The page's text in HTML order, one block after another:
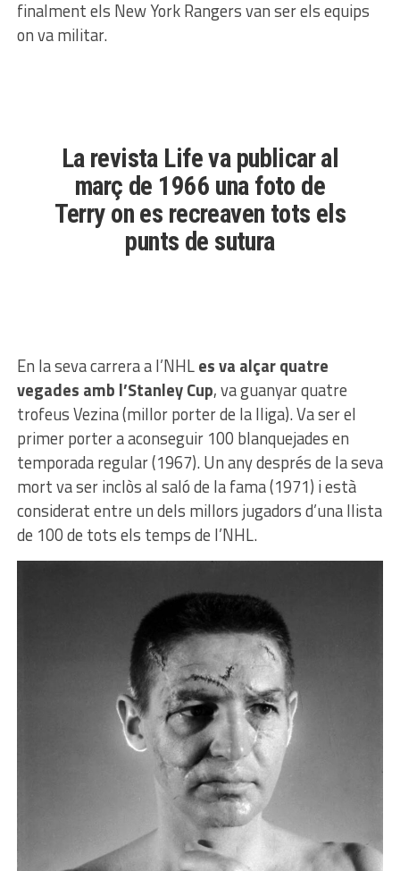
finalment els New York Rangers van ser els equips
on va militar.
La revista Life va publicar al
març de 1966 una foto de
Terry on es recreaven tots els
punts de sutura
En la seva carrera a l’NHLes va alçar quatre
vegades amb l’Stanley Cup, va guanyar quatre
trofeus Vezina (millor porter de la lliga). Va ser el
primer porter a aconseguir 100 blanquejades en
temporada regular (1967). Un any després de la seva
mort va ser inclòs al saló de la fama (1971) i està
considerat entre un dels millors jugadors d’una llista
de 100 de tots els temps de l’NHL.